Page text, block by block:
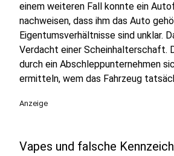
einem weiteren Fall konnte ein
nachweisen, dass ihm das Auto
Eigentumsverhältnisse sind unklar.
Verdacht einer Scheinhalterschaft.
durch ein Abschleppunternehmen
ermitteln, wem das Fahrzeug
Anzeige
Vapes und falsche